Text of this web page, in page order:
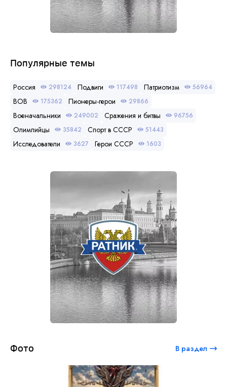
Популярные темы
Россия 298124 Подвиги 117498 Патриотизм 56964
ВОВ 175362 Пионеры-герои 29866
Военачальники 249002 Сражения и битвы 96756
Олимпийцы 35842 Спорт в СССР 51443
Исследователи 3627 Герои СССР 1603
Фото В раздел